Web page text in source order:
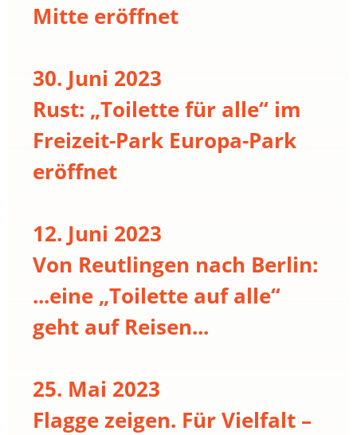
Mitte eröffnet
30. Juni 2023
Rust: „Toilette für alle“ im
Freizeit-Park Europa-Park
eröffnet
12. Juni 2023
Von Reutlingen nach Berlin:
...eine „Toilette auf alle“
geht auf Reisen...
25. Mai 2023
Flagge zeigen. Für Vielfalt –